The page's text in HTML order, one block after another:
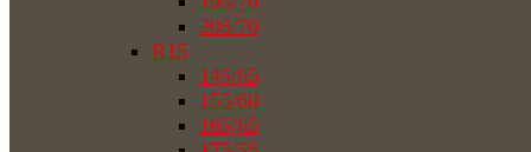
205/70
R15
145/65
155/60
165/65